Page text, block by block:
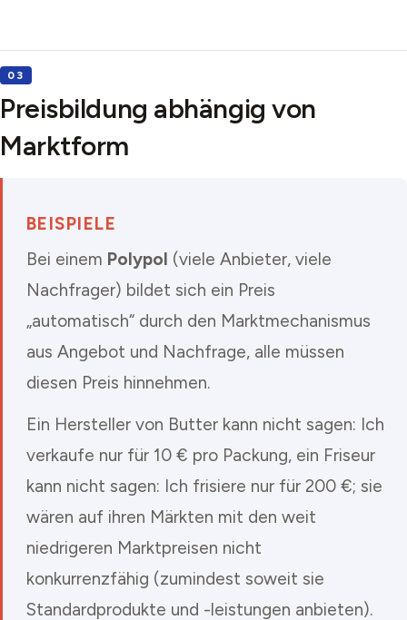
Preisbildung abhängig von
Marktform
BEISPIELE
Bei einem Polypol (viele Anbieter, viele
Nachfrager) bildet sich ein Preis
„automatisch“ durch den Marktmechanismus
aus Angebot und Nachfrage, alle müssen
diesen Preis hinnehmen.
Ein Hersteller von Butter kann nicht sagen: Ich
verkaufe nur für 10 € pro Packung, ein Friseur
kann nicht sagen: Ich frisiere nur für 200 €; sie
wären auf ihren Märkten mit den weit
niedrigeren Marktpreisen nicht
konkurrenzfähig (zumindest soweit sie
Standardprodukte und -leistungen anbieten).